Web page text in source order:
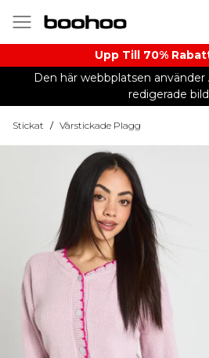
Upp Till 70%
Den här webbplatsen
redigerade
Stickat / Vårstickade Plagg